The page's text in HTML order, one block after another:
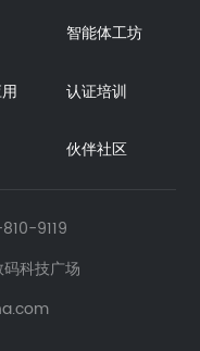
智能体工坊
认证培训
伙伴社区
9119
科技广场